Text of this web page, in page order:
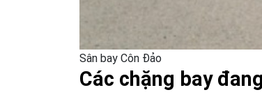
Sân bay Côn Đảo
Các chặng bay